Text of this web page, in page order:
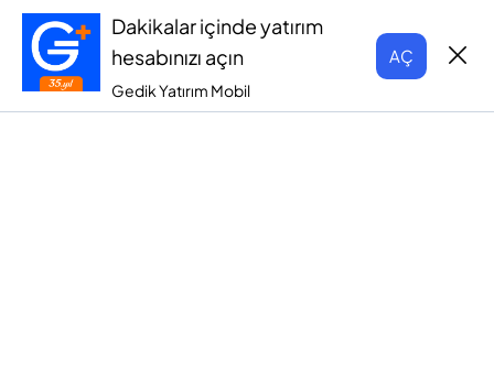
Dakikalar içinde yatırım
hesabınızı açın
Gedik Yatırım Mobil
AÇ